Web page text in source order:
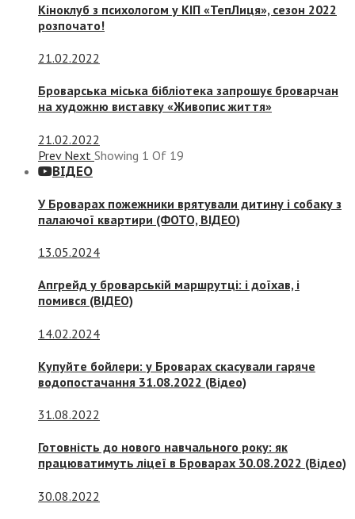
Кіноклуб з психологом у КІП «ТепЛиця», сезон 2022
розпочато!
21.02.2022
Броварська міська бібліотека запрошує броварчан
на художню виставку «Живопис життя»
21.02.2022
Prev Next Showing 1 Of 19
ВІДЕО
У Броварах пожежники врятували дитину і собаку з
палаючої квартири (ФОТО, ВІДЕО)
13.05.2024
Апгрейд у броварській маршрутці: і доїхав, і
помився (ВІДЕО)
14.02.2024
Купуйте бойлери: у Броварах скасували гаряче
водопостачання 31.08.2022 (Відео)
31.08.2022
Готовність до нового навчального року: як
працюватимуть ліцеї в Броварах 30.08.2022 (Відео)
30.08.2022